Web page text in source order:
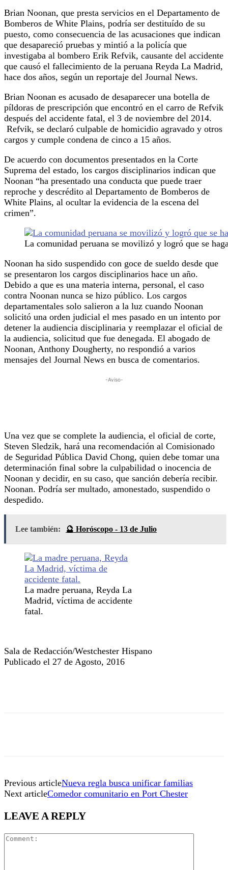
Brian Noonan, que presta servicios en el Departamento de
Bomberos de White Plains, podría ser destituído de su
puesto, como consecuencia de las acusaciones que indican
que desapareció pruebas y mintió a la policía que
investigaba al bombero Erik Refvik, causante del accidente
que causó el fallecimiento de la peruana Reyda La Madrid,
hace dos años, según un reportaje del Journal News.
Brian Noonan es acusado de desaparecer una botella de
píldoras de prescripción que encontró en el carro de Refvik
después del accidente fatal, el 3 de noviembre del 2014.
Refvik, se declaró culpable de homicidio agravado y otros
cargos y cumple condena de cinco a 15 años.
De acuerdo con documentos presentados en la Corte
Suprema del estado, los cargos disciplinarios indican que
Noonan “ha presentado una conducta que puede traer
reproche y descrédito al Departamento de Bomberos de
White Plains, al ocultar la evidencia de la escena del
crimen”.
La comunidad peruana se movilizó y logró que se
Noonan ha sido suspendido con goce de sueldo desde que
se presentaron los cargos disciplinarios hace un año.
Debido a que es una materia interna, personal, el caso
contra Noonan nunca se hizo público. Los cargos
departamentales solo salieron a la luz cuando Noonan
solicitó una orden judicial el mes pasado en un intento por
detener la audiencia disciplinaria y reemplazar el oficial de
la audiencia, solicitud que fue denegada. El abogado de
Noonan, Anthony Dougherty, no respondió a varios
mensajes del Journal News en busca de comentarios.
-Aviso-
Una vez que se complete la audiencia, el oficial de corte,
Steven Sledzik, hará una recomendación al Comisionado
de Seguridad Pública David Chong, quien debe tomar una
determinación final sobre la culpabilidad o inocencia de
Noonan y decidir, en su caso, que sanción debería recibir.
Noonan. Podría ser multado, amonestado, suspendido o
despedido.
Lee también: 🔮 Horóscopo - 13 de Julio
La madre peruana, Reyda La
Madrid, víctima de accidente
fatal.
Sala de Redacción/Westchester Hispano
Publicado el 27 de Agosto, 2016
Previous articleNueva regla busca unificar familias
Next articleComedor comunitario en Port Chester
LEAVE A REPLY